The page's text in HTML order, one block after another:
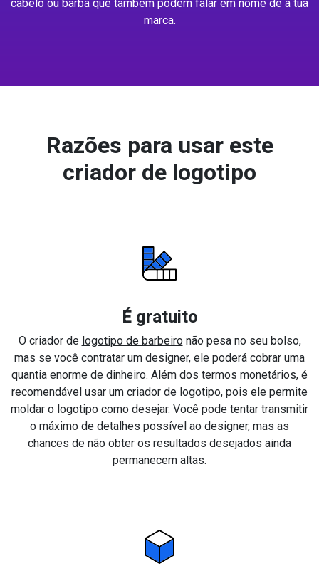
cabelo ou barba que também podem falar em nome de a tua
marca.
Razões para usar este
criador de logotipo
É gratuito
O criador de logotipo de barbeironão pesa no seu bolso,
mas se você contratar um designer, ele poderá cobrar uma
quantia enorme de dinheiro. Além dos termos monetários, é
recomendável usar um criador de logotipo, pois ele permite
moldar o logotipo como desejar. Você pode tentar transmitir
o máximo de detalhes possível ao designer, mas as
chances de não obter os resultados desejados ainda
permanecem altas.